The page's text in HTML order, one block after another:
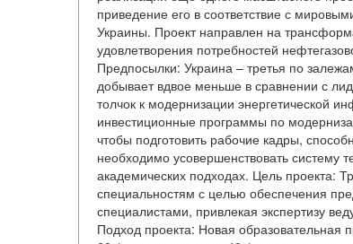
приведение его в соответствие с
Украины. Проект направлен на
удовлетворения потребностей
Предпосылки: Украина – третья по
добывает вдвое меньше в сравнении с
толчок к модернизации энергетической
инвестиционные программы по
чтобы подготовить рабочие кадры,
необходимо усовершенствовать систему
академических подходах. Цель проекта:
специальностям с целью обеспечения
специалистами, привлекая экспертизу
Подход проекта: Новая образовательная